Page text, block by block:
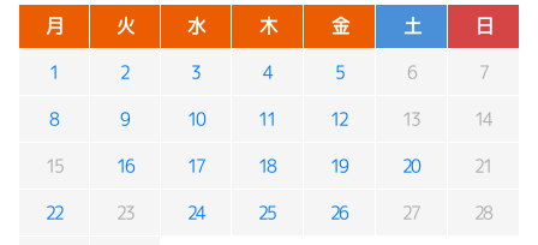
月 火 水 木 金 土 日
1 2 3 4 5 6 7
8 9 10 11 12 13 14
15 16 17 18 19 20 21
22 23 24 25 26 27 28